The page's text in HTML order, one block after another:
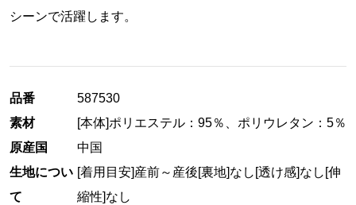
シーンで活躍します。
品番
587530
素材
[本体]ポリエステル：95％、ポリウレタン：5％
原産国
中国
生地につい
て
[着用目安]産前～産後[裏地]なし [透け感]なし [伸
縮性]なし